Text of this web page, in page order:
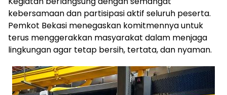
kebersamaan dan partisipasi aktif seluruh peserta.
Pemkot Bekasi menegaskan komitmennya untuk
terus menggerakkan masyarakat dalam menjaga
lingkungan agar tetap bersih, tertata, dan nyaman.